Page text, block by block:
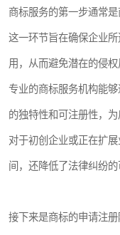
商标服务的第一步通常是
这一环节旨在确保企业
用，从而避免潜在的侵权
专业的商标服务机构能
的独特性和可注册性，为
对于初创企业或正在扩
间，还降低了法律纠纷
接下来是商标的申请注册